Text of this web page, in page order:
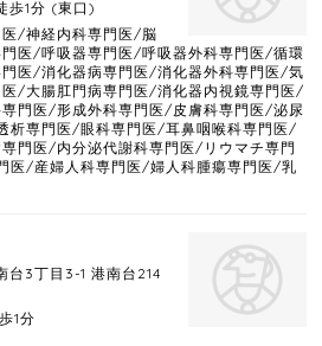
歩1分 (東口)
/神経内科専門医/脳
医/呼吸器専門医/呼吸器外科専門医/循環
医/消化器病専門医/消化器外科専門医/気
/大腸肛門病専門医/消化器内視鏡専門医/
門医/形成外科専門医/皮膚科専門医/泌尿
析専門医/眼科専門医/耳鼻咽喉科専門医/
門医/内分泌代謝科専門医/リウマチ専門
医/産婦人科専門医/婦人科腫瘍専門医/乳
台3丁目3-1 港南台214
1分